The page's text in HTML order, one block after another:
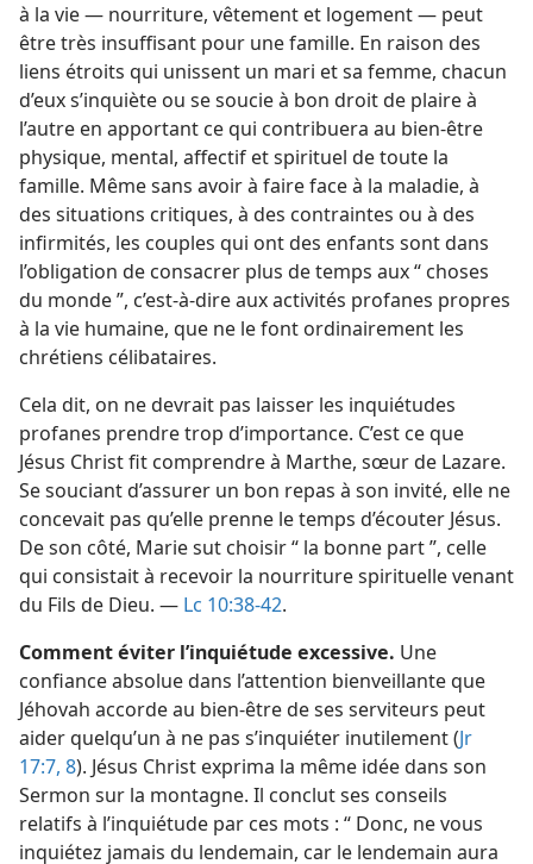
à la vie — nourriture, vêtement et logement — peut
être très insuffisant pour une famille. En raison des
liens étroits qui unissent un mari et sa femme, chacun
d’eux s’inquiète ou se soucie à bon droit de plaire à
l’autre en apportant ce qui contribuera au bien-être
physique, mental, affectif et spirituel de toute la
famille. Même sans avoir à faire face à la maladie, à
des situations critiques, à des contraintes ou à des
infirmités, les couples qui ont des enfants sont dans
l’obligation de consacrer plus de temps aux “ choses
du monde ”, c’est-à-dire aux activités profanes propres
à la vie humaine, que ne le font ordinairement les
chrétiens célibataires.
Cela dit, on ne devrait pas laisser les inquiétudes
profanes prendre trop d’importance. C’est ce que
Jésus Christ fit comprendre à Marthe, sœur de Lazare.
Se souciant d’assurer un bon repas à son invité, elle ne
concevait pas qu’elle prenne le temps d’écouter Jésus.
De son côté, Marie sut choisir “ la bonne part ”, celle
qui consistait à recevoir la nourriture spirituelle venant
du Fils de Dieu. — Lc 10:38-42.
Comment éviter l’inquiétude excessive. Une
confiance absolue dans l’attention bienveillante que
Jéhovah accorde au bien-être de ses serviteurs peut
aider quelqu’un à ne pas s’inquiéter inutilement (Jr
17:7, 8). Jésus Christ exprima la même idée dans son
Sermon sur la montagne. Il conclut ses conseils
relatifs à l’inquiétude par ces mots : “ Donc, ne vous
inquiétez jamais du lendemain, car le lendemain aura